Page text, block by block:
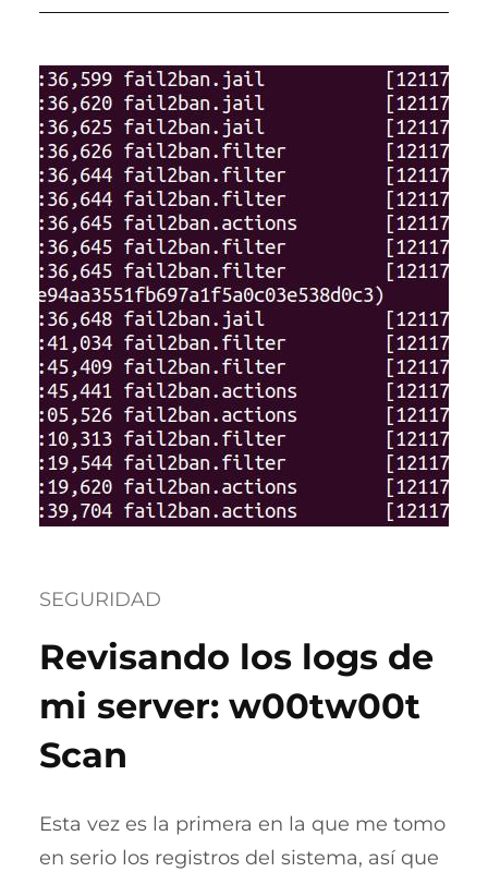
SEGURIDAD
Revisando los logs de
mi server: w00tw00t
Scan
Esta vez es la primera en la que me tomo
en serio los registros del sistema, así que